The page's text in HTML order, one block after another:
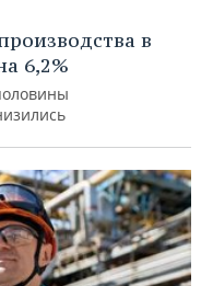
в
6,2%